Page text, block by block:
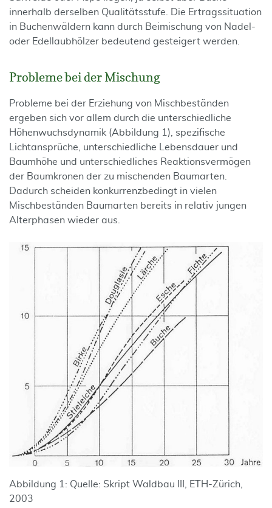
innerhalb derselben Qualitätsstufe. Die Ertragssituation
in Buchenwäldern kann durch Beimischung von Nadel-
oder Edellaubhölzer bedeutend gesteigert werden.
Probleme bei der Mischung
Probleme bei der Erziehung von Mischbeständen
ergeben sich vor allem durch die unterschiedliche
Höhenwuchsdynamik (Abbildung 1), spezifische
Lichtansprüche, unterschiedliche Lebensdauer und
Baumhöhe und unterschiedliches Reaktionsvermögen
der Baumkronen der zu mischenden Baumarten.
Dadurch scheiden konkurrenzbedingt in vielen
Mischbeständen Baumarten bereits in relativ jungen
Alterphasen wieder aus.
Abbildung 1: Quelle: Skript Waldbau III, ETH-Zürich,
2003